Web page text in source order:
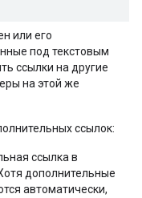
или его
под текстовым
ссылки на другие
на этой же
ссылок:
ссылка в
дополнительные
автоматически,